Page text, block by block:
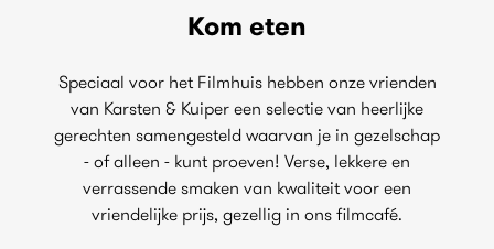
Kom eten
Speciaal voor het Filmhuis hebben onze vrienden
van Karsten & Kuiper een selectie van heerlijke
gerechten samengesteld waarvan je in gezelschap
- of alleen - kunt proeven! Verse, lekkere en
verrassende smaken van kwaliteit voor een
vriendelijke prijs, gezellig in ons filmcafé.